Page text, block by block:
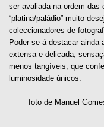
ser avaliada na ordem das
“platina/paládio” muito
coleccionadores de
Poder-se-á destacar ainda
extensa e delicada,
menos tangíveis, que
luminosidade únicos.
foto de Manuel